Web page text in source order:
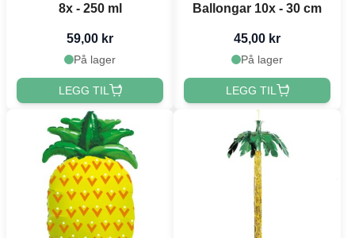
8x - 250 ml
59,00 kr
På lager
LEGG TIL
Ballongar 10x - 30 cm
45,00 kr
På lager
LEGG TIL